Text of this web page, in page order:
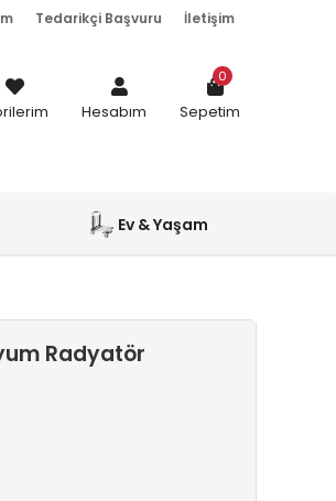
Tedarikçi Başvuru İletişim
Hesabım Sepetim
0
Ev & Yaşam
Radyatör